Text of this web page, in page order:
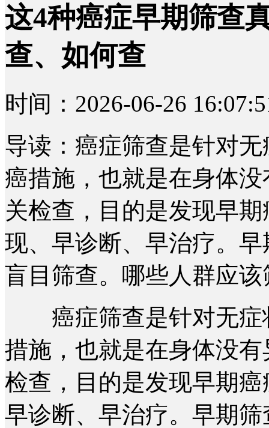
这4种癌症早期筛查
查、如何查
时间：2026-06-26
导读：癌症筛查是针对
癌措施，也就是在身体
关检查，目的是发现早
现、早诊断、早治疗。
盲目筛查。哪些人群应
癌症筛查是针对无症
措施，也就是在身体没
检查，目的是发现早期
早诊断、早治疗。早期